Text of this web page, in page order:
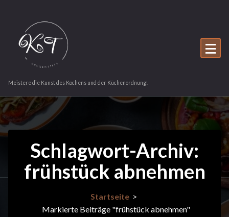
springen
Meistere die Kunst des Kochens und der Küchenordnung!
Schlagwort-Archiv:
frühstück abnehmen
Startseite >
Markierte Beiträge "frühstück abnehmen"